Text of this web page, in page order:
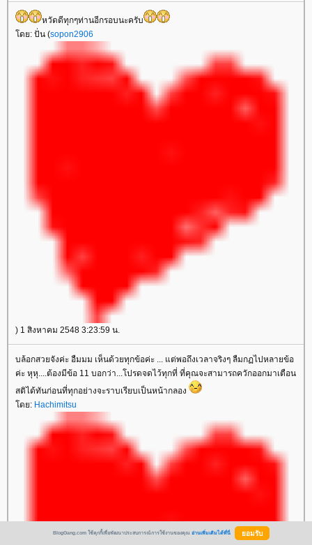
หวัดดีทุกๆท่านอีกรอบนะครับ
ดย: ปั่น (sopon2906
) 1 สิงหาคม 2548 3:23:59 น.
บล้อกสวยจังค่ะ อืมมม เห็นด้วยทุกข้อค่ะ ... แต่พอถึงเวลาจริงๆ ลืมกฏไปหลายข้อ
ค่ะ หุหุ....ต้องมีข้อ 11 บอกว่า...โปรดจดไว้ทุกที่ ที่คุณจะสามารถควักออกมาเตือน
สติได้ทันก่อนที่ทุกอย่างจะราบเรียบเป็นหน้ากลอง
ดย: Hachimitsu
BlogGang.com ใช้คุกกี้เพื่อพัฒนาประสบการณ์การใช้งานของคุณ อ่านเพิ่มเติมได้ที่นี่